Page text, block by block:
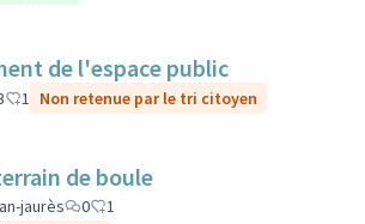
de l'espace public
1 Non retenue par le tri citoyen
de boule
jaurès 0
1